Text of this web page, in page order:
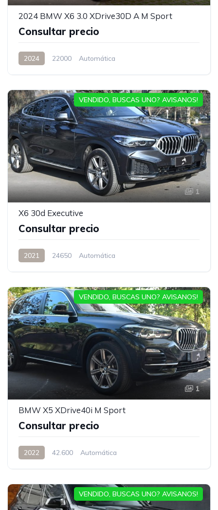
2024 BMW X6 3.0 XDrive30D A M Sport
Consultar precio
2024 22000 Automática
1
X6 30d Executive
Consultar precio
2021 24650 Automática
VENDIDO, BUSCAS UNO? AVISANOS!
1
BMW X5 XDrive40i M Sport
Consultar precio
2022 42.600 Automática
VENDIDO, BUSCAS UNO? AVISANOS!
VENDIDO, BUSCAS UNO? AVISANOS!